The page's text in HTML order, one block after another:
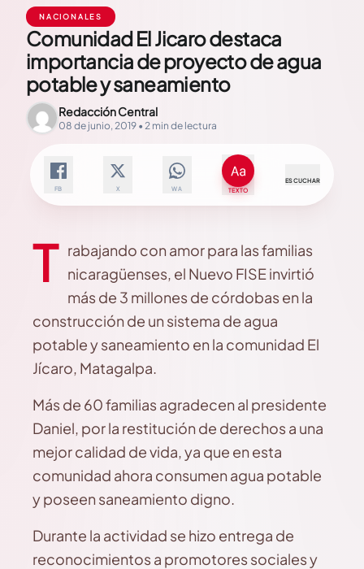
NACIONALES
Comunidad El Jicaro destaca
importancia de proyecto de agua
potable y saneamiento
Redacción Central
08 de junio, 2019 • 2 min de lectura
FB X WA TEXTO
ESCUCHAR
T rabajando con amor para las familias
nicaragüenses, el Nuevo FISE invirtió
más de 3 millones de córdobas en la
construcción de un sistema de agua
potable y saneamiento en la comunidad El
Jícaro, Matagalpa.
Más de 60 familias agradecen al presidente
Daniel, por la restitución de derechos a una
mejor calidad de vida, ya que en esta
comunidad ahora consumen agua potable
y poseen saneamiento digno.
Durante la actividad se hizo entrega de
reconocimientos a promotores sociales y